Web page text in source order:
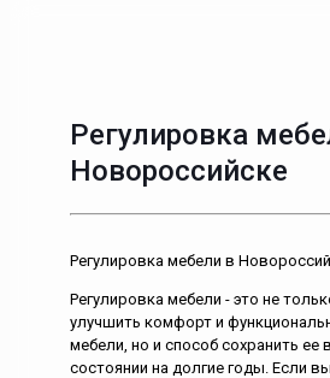
Регулировка
Новороссийске
Регулировка мебели в
Регулировка мебели - это не
улучшить комфорт и
мебели, но и способ сохранить ее
состоянии на долгие годы. Если